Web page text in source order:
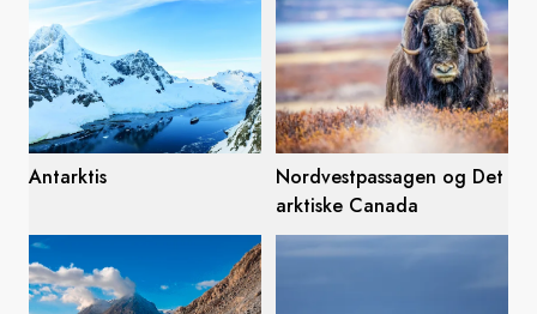
Antarktis
Nordvestpassagen og Det
arktiske Canada